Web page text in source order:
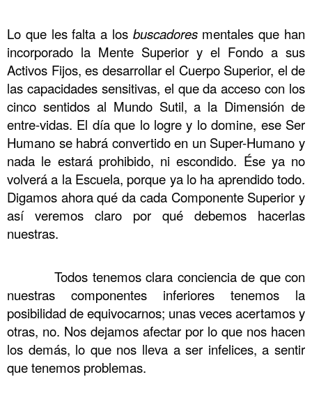
Lo que les falta a los buscadoresmentales que han
incorporado la Mente Superior y el Fondo a sus
Activos Fijos, es desarrollar el Cuerpo Superior, el de
las capacidades sensitivas, el que da acceso con los
cinco sentidos al Mundo Sutil, a la Dimensión de
entre-vidas. El día que lo logre y lo domine, ese Ser
Humano se habrá convertido en un Super-Humano y
nada le estará prohibido, ni escondido. Ése ya no
volverá a la Escuela, porque ya lo ha aprendido todo.
Digamos ahora qué da cada Componente Superior y
así veremos claro por qué debemos hacerlas
nuestras.
Todos tenemos clara conciencia de que con
nuestras componentes inferiores tenemos la
posibilidad de equivocarnos; unas veces acertamos y
otras, no. Nos dejamos afectar por lo que nos hacen
los demás, lo que nos lleva a ser infelices, a sentir
que tenemos problemas.